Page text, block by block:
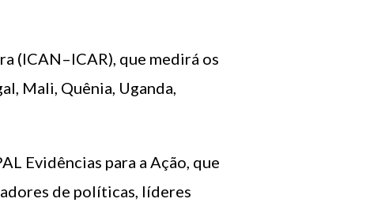
(ICAN–ICAR), que medirá os
Mali, Quênia, Uganda,
Evidências para a Ação, que
de políticas, líderes